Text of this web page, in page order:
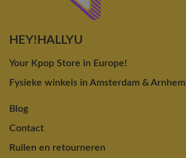
HEY!HALLYU
Your Kpop Store in Europe!
Fysieke winkels in Amsterdam & Arnhem
Blog
Contact
Ruilen en retourneren